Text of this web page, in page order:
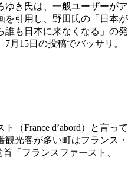
き氏は、一般ユーザーがア
を引用し、野田氏の「日本が
誰も日本に来なくなる」の発
月15日の投稿でバッサリ。
（France d’abord）と言って
光客が多い町はフランス・
「フランスファースト、